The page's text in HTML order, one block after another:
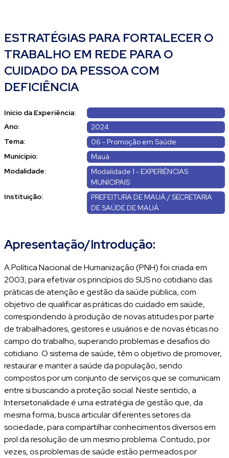
ESTRATÉGIAS PARA FORTALECER O
TRABALHO EM REDE PARA O
CUIDADO DA PESSOA COM
DEFICIÊNCIA
Início da Experiência:
Ano:
2024
Tema:
06 - Promoção em Saúde
Município:
Mauá
Modalidade:
Modalidade 1 - EXPERIÊNCIAS
MUNICIPAIS
Instituição:
PREFEITURA DE MAUÁ / SECRETARIA
DE SAÚDE DE MAUÁ
Apresentação/Introdução:
A Política Nacional de Humanização (PNH) foi criada em
2003, para efetivar os princípios do SUS no cotidiano das
práticas de atenção e gestão da saúde pública, com
objetivo de qualificar as práticas do cuidado em saúde,
correspondendo à produção de novas atitudes por parte
de trabalhadores, gestores e usuários e de novas éticas no
campo do trabalho, superando problemas e desafios do
cotidiano. O sistema de saúde, têm o objetivo de promover,
restaurar e manter a saúde da população, sendo
compostos por um conjunto de serviços que se comunicam
entre si buscando a proteção social. Neste sentido, a
Intersetorialidade é uma estratégia de gestão que, da
mesma forma, busca articular diferentes setores da
sociedade, para compartilhar conhecimentos diversos em
prol da resolução de um mesmo problema. Contudo, por
vezes, os problemas de saúde estão permeados por